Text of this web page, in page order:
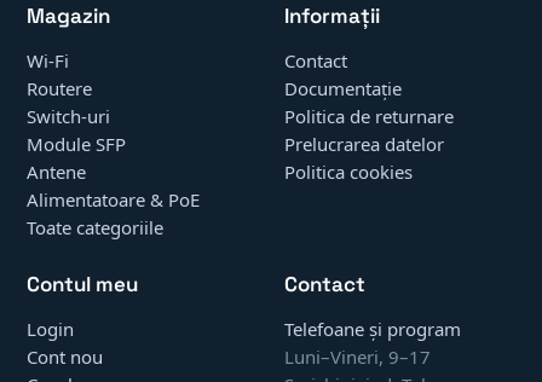
Magazin
Wi-Fi
Routere
Switch-uri
Module SFP
Antene
Alimentatoare & PoE
Toate categoriile
Informații
Contact
Documentație
Politica de returnare
Prelucrarea datelor
Politica cookies
Contul meu
Login
Cont nou
Contact
Telefoane și program
Luni–Vineri, 9–17